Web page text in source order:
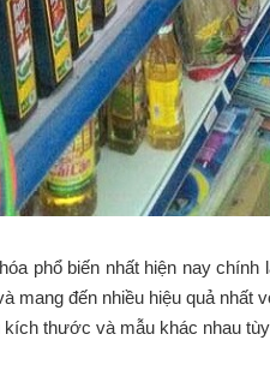
phổ biến nhất hiện nay chính
mang đến nhiều hiệu quả nhất
thước và mẫu khác nhau